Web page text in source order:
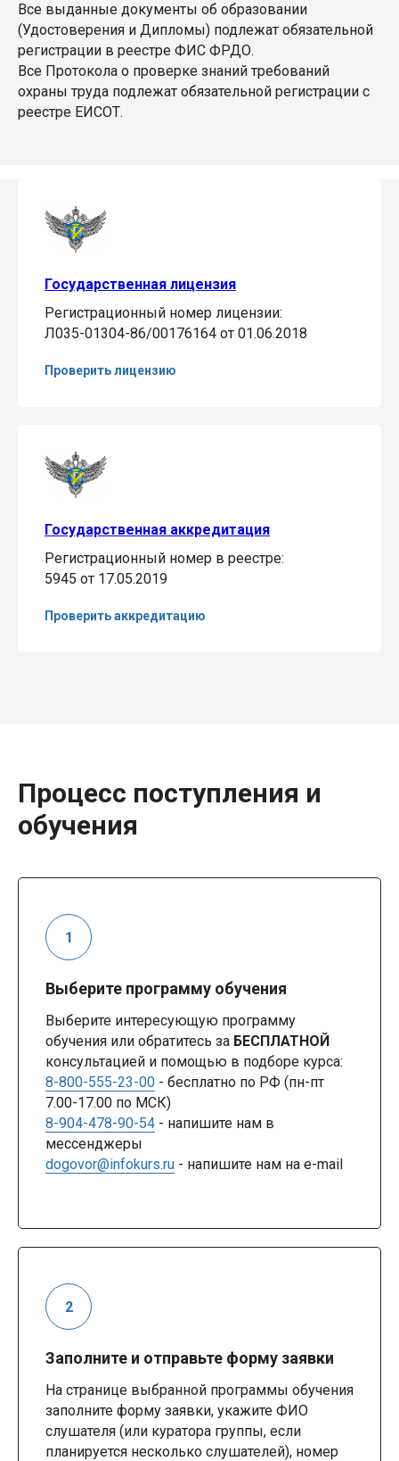
Все выданные документы об образовании
(Удостоверения и Дипломы) подлежат обязательной
регистрации в реестре ФИС ФРДО.
Все Протокола о проверке знаний требований
охраны труда подлежат обязательной регистрации с
реестре ЕИСОТ.
Государственная лицензия
Регистрационный номер лицензии:
Л035-01304-86/00176164 от 01.06.2018
Проверить лицензию
Государственная аккредитация
Регистрационный номер в реестре:
5945 от 17.05.2019
Проверить аккредитацию
Процесс поступления и
обучения
Выберите программу обучения
Выберите интересующую программу
обучения или обратитесь за БЕСПЛАТНОЙ
консультацией и помощью в подборе курса:
8-800-555-23-00 - бесплатно по РФ (пн-пт
7.00-17.00 по МСК)
8-904-478-90-54 - напишите нам в
мессенджеры
dogovor@infokurs.ru - напишите нам на e-mail
Заполните и отправьте форму заявки
На странице выбранной программы обучения
заполните форму заявки, укажите ФИО
слушателя (или куратора группы, если
планируется несколько слушателей), номер